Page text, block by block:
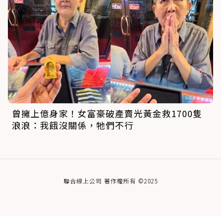
曾擁上億身家！女富豪破產賣光黃金救1700隻
浪浪：我餓沒關係，牠們不行
聯合線上公司 著作權所有 ©2025